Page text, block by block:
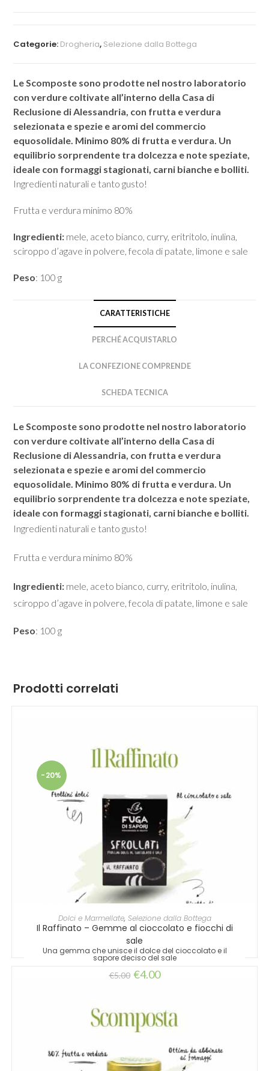
Categorie: Drogheria, Selezione dalla Bottega
Le Scomposte sono prodotte nel nostro laboratorio
con verdure coltivate all’interno della Casa di
Reclusione di Alessandria, con frutta e verdura
selezionata e spezie e aromi del commercio
equosolidale. Minimo 80% di frutta e verdura. Un
equilibrio sorprendente tra dolcezza e note speziate,
ideale con formaggi stagionati, carni bianche e bolliti.
Ingredienti naturali e tanto gusto!
Frutta e verdura minimo 80%
Ingredienti: mele, aceto bianco, curry, eritritolo, inulina,
sciroppo d’agave in polvere, fecola di patate, limone e sale
Peso: 100 g
CARATTERISTICHE
PERCHÉ ACQUISTARLO
LA CONFEZIONE COMPRENDE
SCHEDA TECNICA
Le Scomposte sono prodotte nel nostro laboratorio
con verdure coltivate all’interno della Casa di
Reclusione di Alessandria, con frutta e verdura
selezionata e spezie e aromi del commercio
equosolidale. Minimo 80% di frutta e verdura. Un
equilibrio sorprendente tra dolcezza e note speziate,
ideale con formaggi stagionati, carni bianche e bolliti.
Ingredienti naturali e tanto gusto!
Frutta e verdura minimo 80%
Ingredienti: mele, aceto bianco, curry, eritritolo, inulina,
sciroppo d’agave in polvere, fecola di patate, limone e sale
Peso: 100 g
Prodotti correlati
-20%
AGGIUNGI AL CARRELLO
Dolci e Marmellate, Selezione dalla Bottega
Il Raffinato – Gemme al cioccolato e fiocchi di
sale
Una gemma che unisce il dolce del cioccolato e il
sapore deciso del sale
€5,00 €4,00